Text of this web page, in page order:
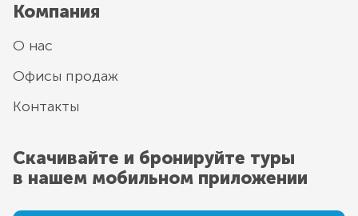
Компания
О нас
Офисы продаж
Контакты
Скачивайте и бронируйте туры
в нашем мобильном приложении